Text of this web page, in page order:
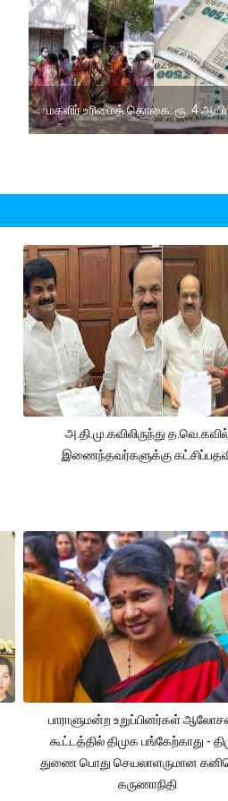
மகளிர் உரிமைத் தொகை: ரூ. 4
அ.தி.மு.கவிலிருந்து
இணைந்தவர்களுக்கு
பாராளுமன்ற உறுப்பினர்கள்
கூட்டத்தில் திமுக பங்கேற்காது -
துணை பொது செயலாளருமான
கருணாநிதி